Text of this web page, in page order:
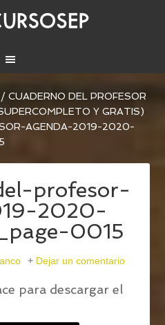
/ CUADERNO DEL PROFESOR
Y GRATIS)
AGENDA-2019-2020-
profesor-
2020-
0015
Dejar un comentario
para descargar el